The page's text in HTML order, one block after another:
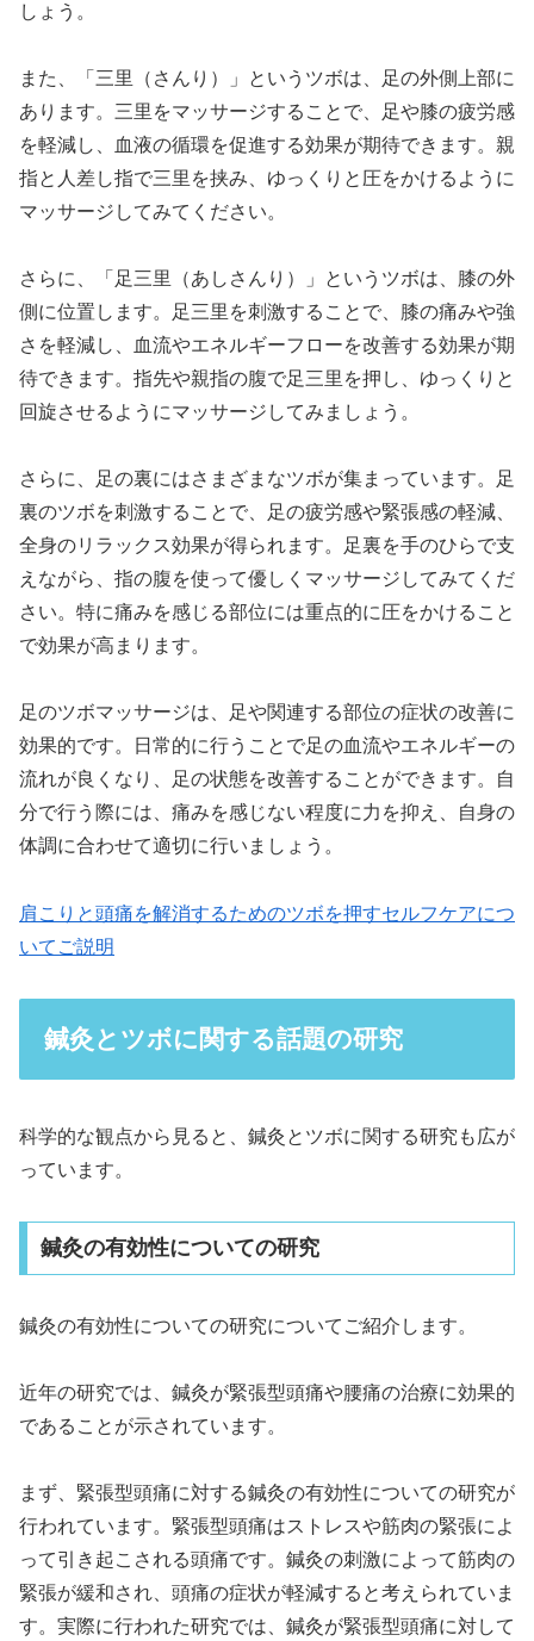
しょう。
また、「三里（さんり）」というツボは、足の外側上部に
あります。三里をマッサージすることで、足や膝の疲労感
を軽減し、血液の循環を促進する効果が期待できます。親
指と人差し指で三里を挟み、ゆっくりと圧をかけるように
マッサージしてみてください。
さらに、「足三里（あしさんり）」というツボは、膝の外
側に位置します。足三里を刺激することで、膝の痛みや強
さを軽減し、血流やエネルギーフローを改善する効果が期
待できます。指先や親指の腹で足三里を押し、ゆっくりと
回旋させるようにマッサージしてみましょう。
さらに、足の裏にはさまざまなツボが集まっています。足
裏のツボを刺激することで、足の疲労感や緊張感の軽減、
全身のリラックス効果が得られます。足裏を手のひらで支
えながら、指の腹を使って優しくマッサージしてみてくだ
さい。特に痛みを感じる部位には重点的に圧をかけること
で効果が高まります。
足のツボマッサージは、足や関連する部位の症状の改善に
効果的です。日常的に行うことで足の血流やエネルギーの
流れが良くなり、足の状態を改善することができます。自
分で行う際には、痛みを感じない程度に力を抑え、自身の
体調に合わせて適切に行いましょう。
肩こりと頭痛を解消するためのツボを押すセルフケアにつ
いてご説明
鍼灸とツボに関する話題の研究
科学的な観点から見ると、鍼灸とツボに関する研究も広が
っています。
鍼灸の有効性についての研究
鍼灸の有効性についての研究についてご紹介します。
近年の研究では、鍼灸が緊張型頭痛や腰痛の治療に効果的
であることが示されています。
まず、緊張型頭痛に対する鍼灸の有効性についての研究が
行われています。緊張型頭痛はストレスや筋肉の緊張によ
って引き起こされる頭痛です。鍼灸の刺激によって筋肉の
緊張が緩和され、頭痛の症状が軽減すると考えられていま
す。実際に行われた研究では、鍼灸が緊張型頭痛に対して